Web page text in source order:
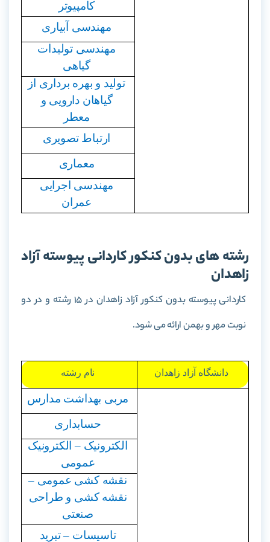
کامپیوتر
مهندسی آبیاری
مهندسی تولیدات
گیاهی
تولید و بهره برداری از
گیاهان دارویی و
معطر
ارتباط تصویری
معماری
مهندسی اجرایی
عمران
رشته های بدون کنکور کاردانی پیوسته آزاد
زاهدان
کاردانی پیوسته بدون کنکور آزاد زاهدان در 15 رشته و در دو
نوبت مهر و بهمن ارائه می شود.
دانشگاه آزاد زاهدان نام رشته
مربی بهداشت مدارس
حسابداری
الکترونیک – الکترونیک
عمومی
نقشه کشی عمومی –
نقشه کشی و طراحی
صنعتی
تاسیسات – تبرید